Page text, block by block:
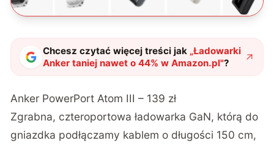
Chcesz czytać więcej treści jak „Ładowarki
Anker taniej nawet o 44% w Amazon.pl"?
Anker PowerPort Atom III – 139 zł
Zgrabna, czteroportowa ładowarka GaN, którą do
gniazdka podłączamy kablem o długości 150 cm,